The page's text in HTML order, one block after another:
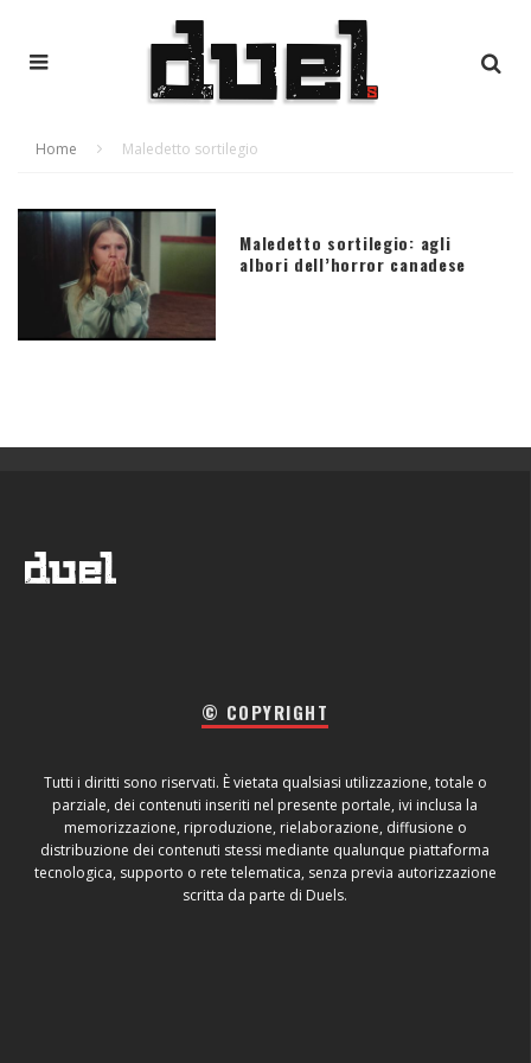
Home Maledetto sortilegio
Maledetto sortilegio: agli
albori dell’horror canadese
© COPYRIGHT
Tutti i diritti sono riservati. È vietata qualsiasi utilizzazione, totale o
parziale, dei contenuti inseriti nel presente portale, ivi inclusa la
memorizzazione, riproduzione, rielaborazione, diffusione o
distribuzione dei contenuti stessi mediante qualunque piattaforma
tecnologica, supporto o rete telematica, senza previa autorizzazione
scritta da parte di Duels.